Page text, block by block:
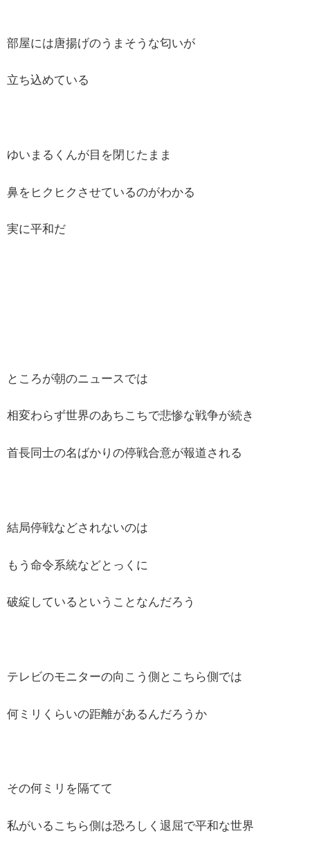
部屋には唐揚げのうまそうな匂いが
立ち込めている
ゆいまるくんが目を閉じたまま
鼻をヒクヒクさせているのがわかる
実に平和だ
ところが朝のニュースでは
相変わらず世界のあちこちで悲惨な戦争が続き
首長同士の名ばかりの停戦合意が報道される
結局停戦などされないのは
もう命令系統などとっくに
破綻しているということなんだろう
テレビのモニターの向こう側とこちら側では
何ミリくらいの距離があるんだろうか
その何ミリを隔てて
私がいるこちら側は恐ろしく退屈で平和な世界